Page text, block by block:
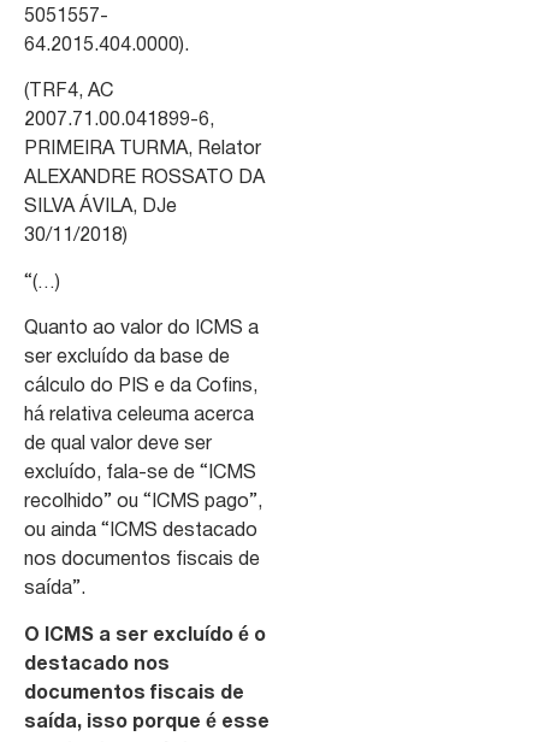
5051557-
64.2015.404.0000).
(TRF4, AC
2007.71.00.041899-6,
PRIMEIRA TURMA, Relator
ALEXANDRE ROSSATO DA
SILVA ÁVILA, DJe
30/11/2018)
“(…)
Quanto ao valor do ICMS a
ser excluído da base de
cálculo do PIS e da Cofins,
há relativa celeuma acerca
de qual valor deve ser
excluído, fala-se de “ICMS
recolhido” ou “ICMS pago”,
ou ainda “ICMS destacado
nos documentos fiscais de
saída”.
O ICMS a ser excluído é o
destacado nos
documentos fiscais de
saída, isso porque é esse